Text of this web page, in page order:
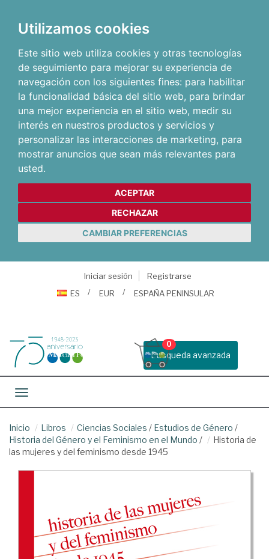
Utilizamos cookies
Este sitio web utiliza cookies y otras tecnologías
de seguimiento para mejorar su experiencia de
navegación con los siguientes fines: para habilitar
la funcionalidad básica del sitio web, para brindar
una mejor experiencia en el sitio web, medir su
interés en nuestros productos y servicios y
personalizar las interacciones de marketing, para
mostrar anuncios que sean más relevantes para
usted.
ACEPTAR
RECHAZAR
CAMBIAR PREFERENCIAS
Iniciar sesión
Registrarse
ES
EUR ESPAÑA PENINSULAR
Busqueda avanzada
0
Toggle navigation
Inicio Libros Ciencias Sociales / Estudios de Género /
Historia del Género y el Feminismo en el Mundo /
Historia de
las mujeres y del feminismo desde 1945